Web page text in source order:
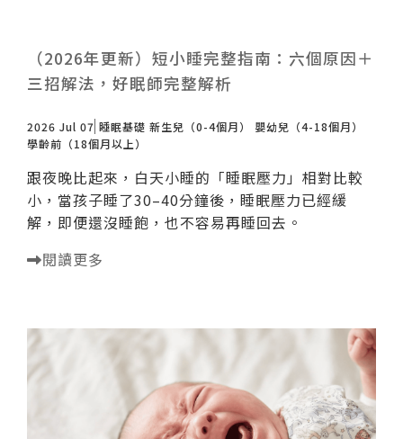
（2026年更新）短小睡完整指南：六個原因＋
三招解法，好眠師完整解析
2026 Jul 07 睡眠基礎 新生兒（0-4個月）
嬰幼兒（4-18個月）
學齡前（18個月以上）
跟夜晚比起來，白天小睡的「睡眠壓力」相對比較
小，當孩子睡了30–40分鐘後，睡眠壓力已經緩
解，即便還沒睡飽，也不容易再睡回去。
閱讀更多